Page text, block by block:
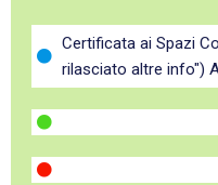
Certificata ai Spazi
rilasciato altre info")